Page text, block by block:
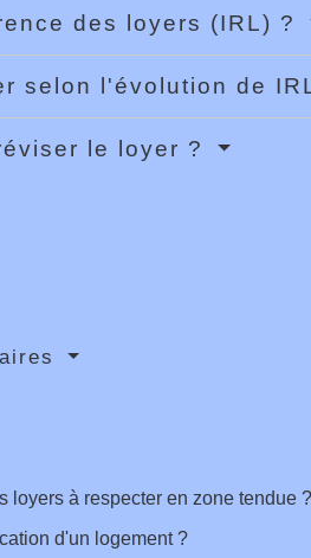
des loyers (IRL) ?
selon l'évolution de
le loyer ?
loyers à respecter en zone tendue ?
d'un logement ?